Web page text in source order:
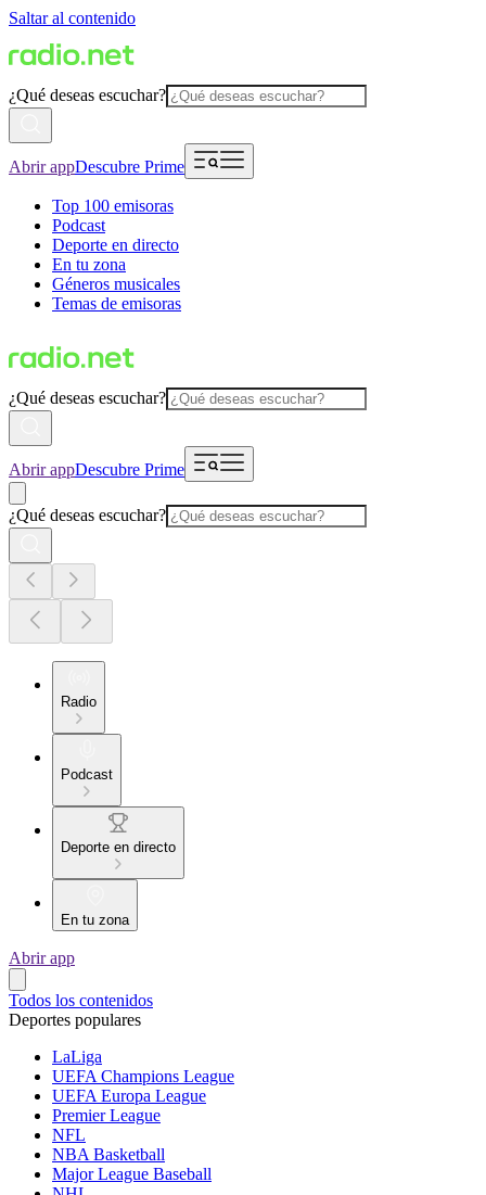
Saltar al contenido
¿Qué deseas escuchar?
Abrir appDescubre Prime
Top 100 emisoras
Podcast
Deporte en directo
En tu zona
Géneros musicales
Temas de emisoras
¿Qué deseas escuchar?
Abrir appDescubre Prime
¿Qué deseas escuchar?
Radio
Podcast
Deporte en directo
En tu zona
Abrir app
Todos los contenidos
Deportes populares
LaLiga
UEFA Champions League
UEFA Europa League
Premier League
NFL
NBA Basketball
Major League Baseball